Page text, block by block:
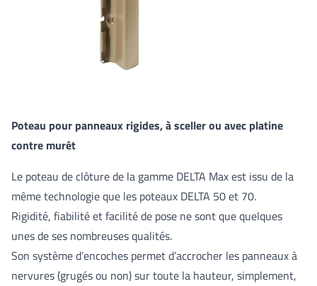
Poteau pour panneaux rigides, à sceller ou avec platine
contre murêt
Le poteau de clôture de la gamme DELTA Max est issu de la
même technologie que les poteaux DELTA 50 et 70.
Rigidité, fiabilité et facilité de pose ne sont que quelques
unes de ses nombreuses qualités.
Son système d’encoches permet d’accrocher les panneaux à
nervures (grugés ou non) sur toute la hauteur, simplement,